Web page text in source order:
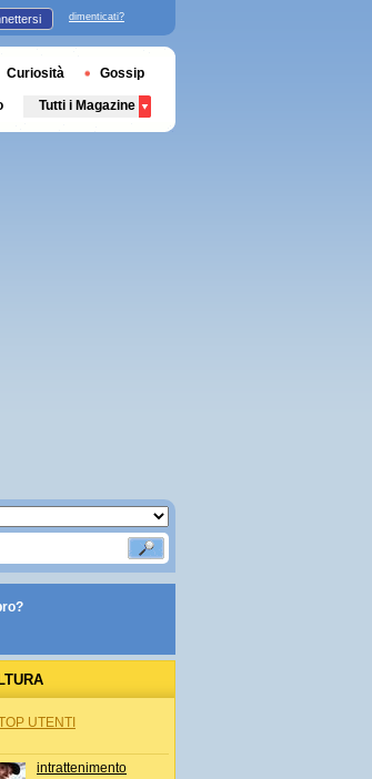
UTENTI
intrattenimento
dimenticati?
Curiosità Gossip
Tutti i Magazine